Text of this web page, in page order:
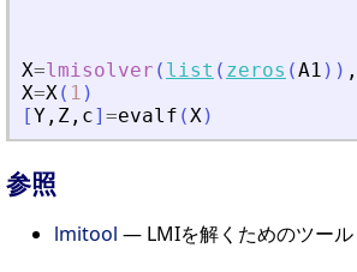
X=lmisolver ( list ( zeros (A1 ) ) ,
X=X( 1 )
[Y , Z , c] =evalf (X)
参照
lmitool — LMIを解くためのツール